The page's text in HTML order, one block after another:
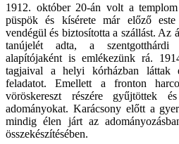
1912. október 20-án volt a templom
püspök és kísérete már előző este
vendégül és biztosította a szállást. Az
tanújelét adta, a szentgotthárdi
alapítójaként is emlékezünk rá.
tagjaival a helyi kórházban láttak
feladatot. Emellett a fronton
vöröskereszt részére gyűjtöttek
adományokat. Karácsony előtt a
mindig élen járt az
összekészítésében.